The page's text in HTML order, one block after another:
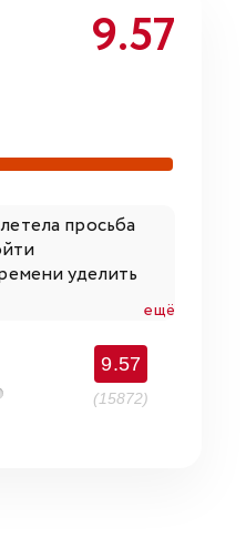
9.57
просьба
уделить
ещё
9.57
(15872)